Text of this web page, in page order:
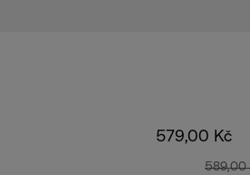
579,00 Kč
589,00